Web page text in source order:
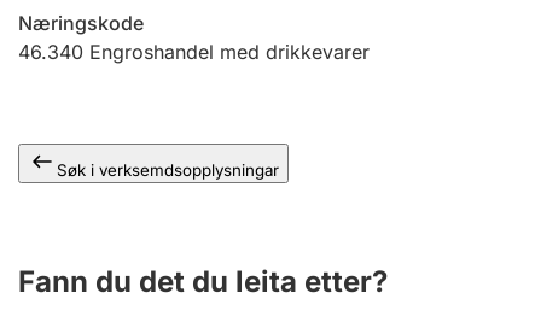
Andre tema
Næringskode
46.340 Engroshandel med drikkevarer
Søk i verksemdsopplysningar
Fann du det du leita etter?